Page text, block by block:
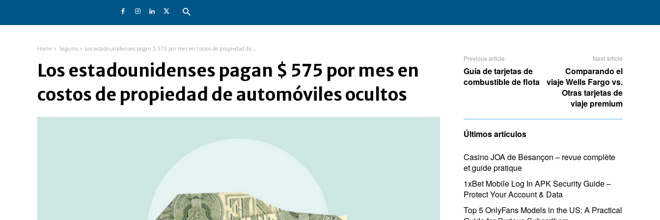
Home Seguros Los estadounidenses pagan $ 575 por mes en costos de propiedad de...
Los estadounidenses pagan $ 575 por mes en
costos de propiedad de automóviles ocultos
Previous article
Guía de tarjetas de
combustible de flota
Next article
Comparando el
viaje Wells Fargo vs.
Otras tarjetas de
viaje premium
Últimos artículos
Casino JOA de Besançon – revue complète
et guide pratique
1xBet Mobile Log In APK Security Guide –
Protect Your Account & Data
Top 5 OnlyFans Models in the US: A Practical